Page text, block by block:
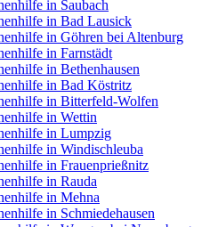
in Saubach
in Bad Lausick
in Göhren bei Altenburg
in Farnstädt
in Bethenhausen
in Bad Köstritz
in Bitterfeld-Wolfen
in Wettin
in Lumpzig
in Windischleuba
in Frauenprießnitz
in Rauda
in Mehna
in Schmiedehausen